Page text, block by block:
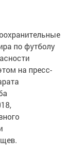
по футболу
на пресс-